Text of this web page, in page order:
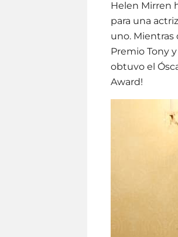
Helen Mirren
para una
uno. Mientras
Premio Tony
obtuvo el
Award!